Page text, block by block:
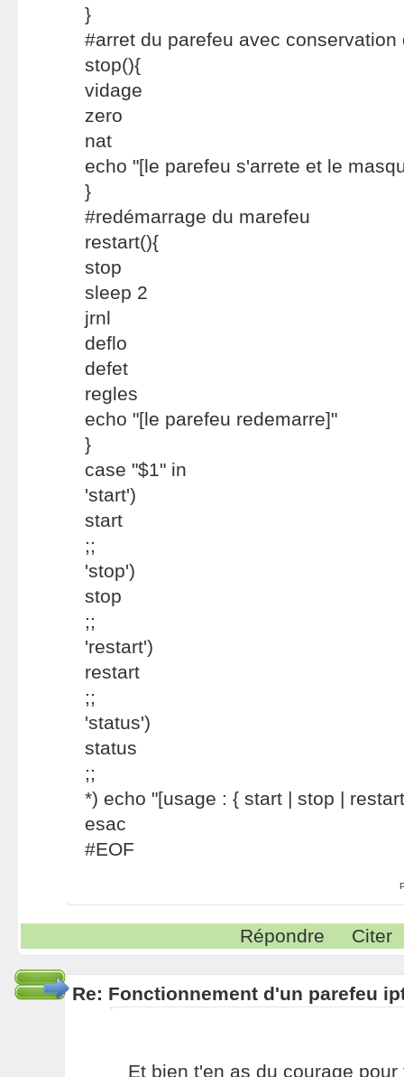
}
#arret du parefeu avec conservation
stop(){
vidage
zero
nat
echo "[le parefeu s'arrete et le
}
#redémarrage du marefeu
restart(){
stop
sleep 2
jrnl
deflo
defet
regles
echo "[le parefeu redemarre]"
}
case "$1" in
'start')
start
;;
'stop')
stop
;;
'restart')
restart
;;
'status')
status
;;
*) echo "[usage : { start | stop |
esac
#EOF
Répondre Citer
Re: Fonctionnement d'un parefeu
Et bien t'en as du courage